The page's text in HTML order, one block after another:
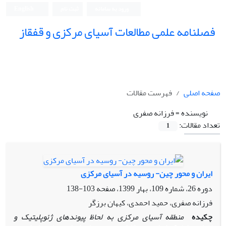
فصلنامه علمی مطالعات آسیای مرکزی و قفقاز
صفحه اصلی
فهرست مقالات
نویسنده =فرزانه صفری
تعداد مقالات:
1
ایران و محور چین- روسیه در آسیای مرکزی
دوره 26، شماره 109، بهار 1399، صفحه
103-138
فرزانه صفری، حمید احمدی، کیهان برزگر
چکیده منطقه آسیای مرکزی به لحاظ پیوندهای ژئوپلیتیک و